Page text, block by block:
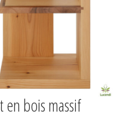
en bois massif